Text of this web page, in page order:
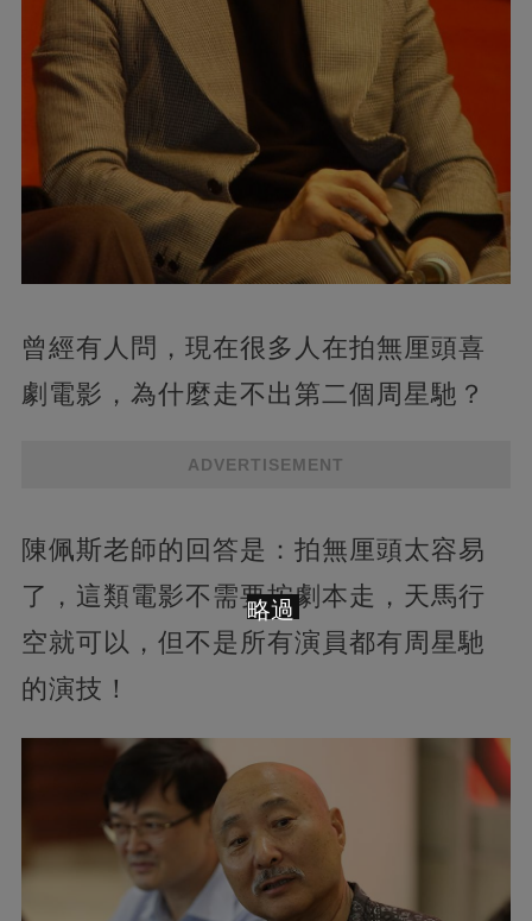
曾經有人問，現在很多人在拍無厘頭喜
劇電影，為什麼走不出第二個周星馳？
ADVERTISEMENT
陳佩斯老師的回答是：拍無厘頭太容易
了，這類電影不需要按劇本走，天馬行
空就可以，但不是所有演員都有周星馳
的演技！
略過